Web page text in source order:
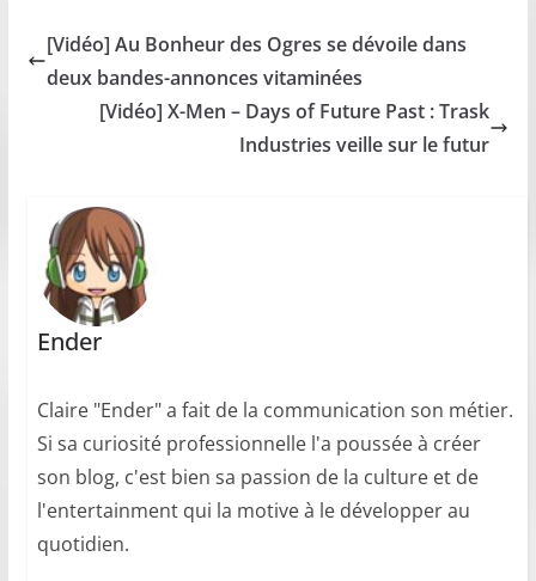
[Vidéo] Au Bonheur des Ogres se dévoile dans
deux bandes-annonces vitaminées
[Vidéo] X-Men – Days of Future Past : Trask
Industries veille sur le futur
Ender
Claire "Ender" a fait de la communication son métier.
Si sa curiosité professionnelle l'a poussée à créer
son blog, c'est bien sa passion de la culture et de
l'entertainment qui la motive à le développer au
quotidien.